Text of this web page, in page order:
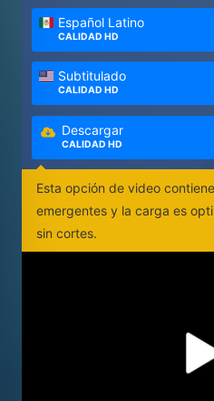
Español Latino
CALIDAD HD
Subtitulado
CALIDAD HD
Descargar
CALIDAD HD
Esta opción de video
emergentes y la carga es
sin cortes.